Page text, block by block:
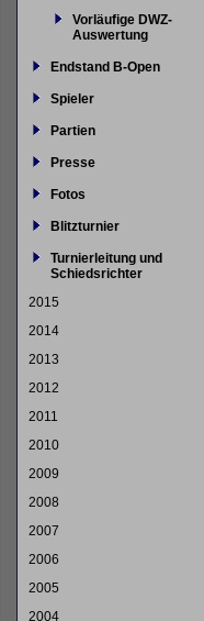
Vorläufige DWZ-
Auswertung
Endstand B-Open
Spieler
Partien
Presse
Fotos
Blitzturnier
Turnierleitung und
Schiedsrichter
2015
2014
2013
2012
2011
2010
2009
2008
2007
2006
2005
2004